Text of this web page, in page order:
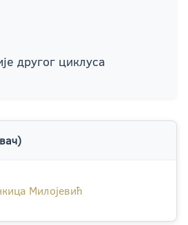
другог циклуса
Милојевић